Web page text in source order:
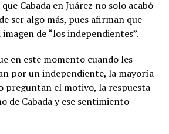
Cabada en Juárez no solo acabó
ser algo más, pues afirman que
de “los independientes”.
en este momento cuando les
por un independiente, la mayoría
preguntan el motivo, la respuesta
de Cabada y ese sentimiento